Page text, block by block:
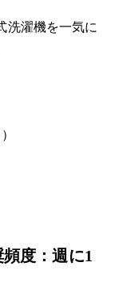
洗濯機を一気に
度：週に1